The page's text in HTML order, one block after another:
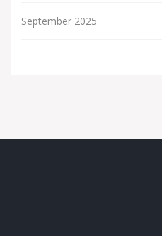
September 2025